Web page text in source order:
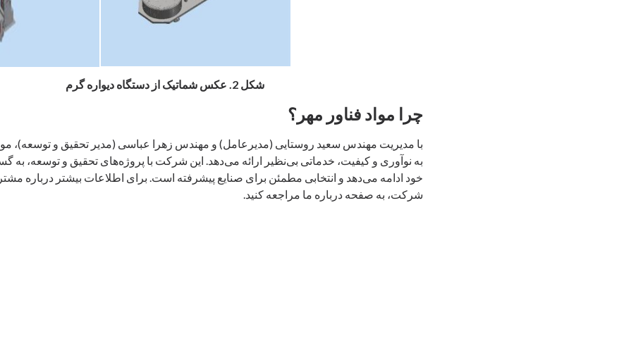
شکل 2. عکس شماتیک از دستگاه دیواره گرم
چرا مواد فناور مهر؟
با مدیریت مهندس سعید روستایی (مدیرعامل) و مهندس زهرا عباسی (مدیر تحقیق و توسعه)، مواد
به نوآوری و کیفیت، خدماتی بی‌نظیر ارائه می‌دهد. این شرکت با پروژه‌های تحقیق و توسعه،
خود ادامه می‌دهد و انتخابی مطمئن برای صنایع پیشرفته است. برای اطلاعات بیشتر درباره
شرکت، به صفحه درباره ما مراجعه کنید.